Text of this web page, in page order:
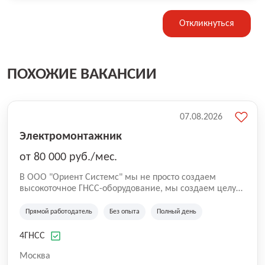
Откликнуться
ПОХОЖИЕ ВАКАНСИИ
Электромонтажник
от 80 000 руб./мес.
В ООО "Ориент Системс" мы не просто создаем
высокоточное ГНСС-оборудование, мы создаем целую
наших сотрудников. Наша миссия - это не только
состоящая из талантливых людей, которые стремятся
профессиональный рост. Наша программа
Прямой работодатель Без опыта Полный день
4ГНСС
Москва
07.08.2026